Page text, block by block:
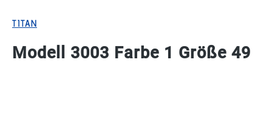
TITAN
Modell 3003 Farbe 1 Größe 49